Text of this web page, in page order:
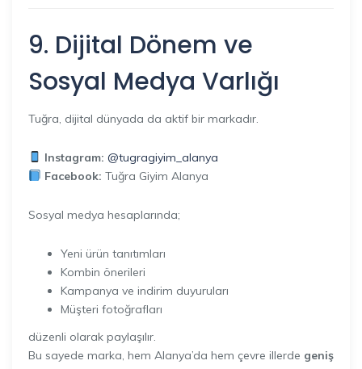
9. Dijital Dönem ve
Sosyal Medya Varlığı
Tuğra, dijital dünyada da aktif bir markadır.
Instagram: @tugragiyim_alanya
Facebook: Tuğra Giyim Alanya
Sosyal medya hesaplarında;
Yeni ürün tanıtımları
Kombin önerileri
Kampanya ve indirim duyuruları
Müşteri fotoğrafları
düzenli olarak paylaşılır.
Bu sayede marka, hem Alanya’da hem çevre illerde geniş